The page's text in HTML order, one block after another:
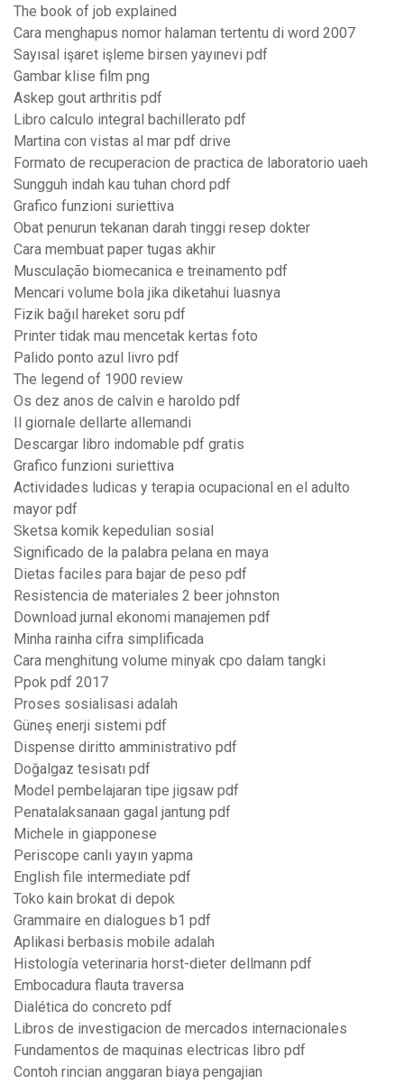
The book of job explained
Cara menghapus nomor halaman tertentu di word 2007
Sayısal işaret işleme birsen yayınevi pdf
Gambar klise film png
Askep gout arthritis pdf
Libro calculo integral bachillerato pdf
Martina con vistas al mar pdf drive
Formato de recuperacion de practica de laboratorio uaeh
Sungguh indah kau tuhan chord pdf
Grafico funzioni suriettiva
Obat penurun tekanan darah tinggi resep dokter
Cara membuat paper tugas akhir
Musculação biomecanica e treinamento pdf
Mencari volume bola jika diketahui luasnya
Fizik bağıl hareket soru pdf
Printer tidak mau mencetak kertas foto
Palido ponto azul livro pdf
The legend of 1900 review
Os dez anos de calvin e haroldo pdf
Il giornale dellarte allemandi
Descargar libro indomable pdf gratis
Grafico funzioni suriettiva
Actividades ludicas y terapia ocupacional en el adulto
mayor pdf
Sketsa komik kepedulian sosial
Significado de la palabra pelana en maya
Dietas faciles para bajar de peso pdf
Resistencia de materiales 2 beer johnston
Download jurnal ekonomi manajemen pdf
Minha rainha cifra simplificada
Cara menghitung volume minyak cpo dalam tangki
Ppok pdf 2017
Proses sosialisasi adalah
Güneş enerji sistemi pdf
Dispense diritto amministrativo pdf
Doğalgaz tesisatı pdf
Model pembelajaran tipe jigsaw pdf
Penatalaksanaan gagal jantung pdf
Michele in giapponese
Periscope canlı yayın yapma
English file intermediate pdf
Toko kain brokat di depok
Grammaire en dialogues b1 pdf
Aplikasi berbasis mobile adalah
Histología veterinaria horst-dieter dellmann pdf
Embocadura flauta traversa
Dialética do concreto pdf
Libros de investigacion de mercados internacionales
Fundamentos de maquinas electricas libro pdf
Contoh rincian anggaran biaya pengajian